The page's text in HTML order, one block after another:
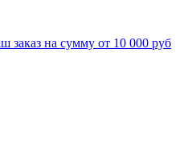
заказ на сумму от 10 000 руб